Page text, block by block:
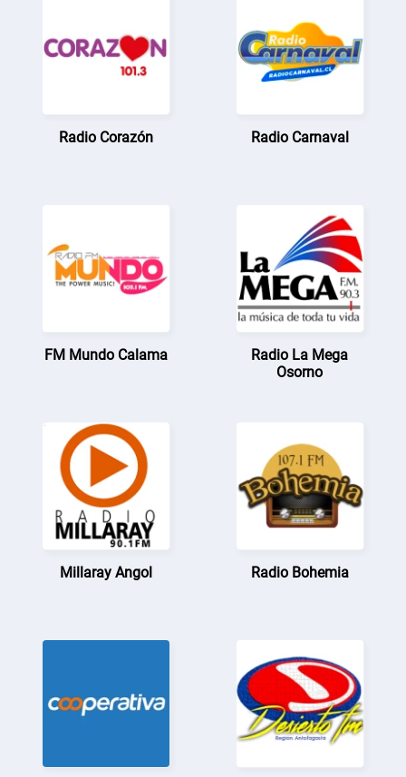
Radio Corazón Radio Carnaval
FM Mundo Calama
Radio La Mega
Osorno
Millaray Angol Radio Bohemia